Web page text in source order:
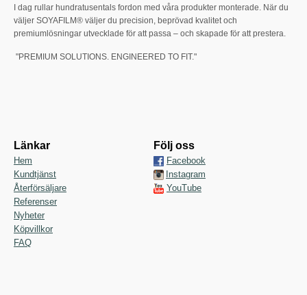
I dag rullar hundratusentals fordon med våra produkter monterade. När du
väljer SOYAFILM® väljer du precision, beprövad kvalitet och
premiumlösningar utvecklade för att passa – och skapade för att prestera.
"PREMIUM SOLUTIONS. ENGINEERED TO FIT."
Länkar
Hem
Kundtjänst
Återförsäljare
Referenser
Nyheter
Köpvillkor
FAQ
Följ oss
Facebook
Instagram
YouTube